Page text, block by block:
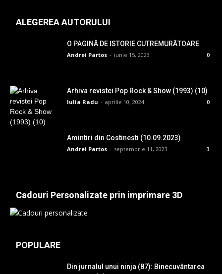
ALEGEREA AUTORULUI
O PAGINĂ DE ISTORIE CUTREMURĂTOARE
Andrei Partos - iunie 15, 2023 0
Arhiva revistei Pop Rock & Show (1993) (10)
Iulia Radu - aprilie 10, 2024 0
Amintiri din Costinesti (10.09.2023)
Andrei Partos - septembrie 11, 2023 3
Cadouri Personalizate prin imprimare 3D
POPULARE
Din jurnalul unui ninja (87): Binecuvântarea